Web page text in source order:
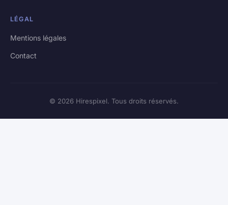
LÉGAL
Mentions légales
Contact
© 2026 Hirespixel. Tous droits réservés.